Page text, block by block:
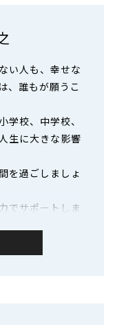
りませんか。
い人も、幸せな
、誰もが願うこ
学校、中学校、
生に大きな影響
を過ごしましょ
でサポートしま